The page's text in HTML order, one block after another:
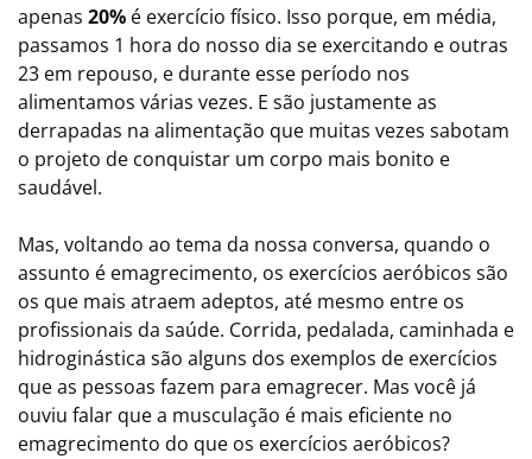
apenas 20% é exercício físico. Isso porque, em média,
passamos 1 hora do nosso dia se exercitando e outras
23 em repouso, e durante esse período nos
alimentamos várias vezes. E são justamente as
derrapadas na alimentação que muitas vezes sabotam
o projeto de conquistar um corpo mais bonito e
saudável.
Mas, voltando ao tema da nossa conversa, quando o
assunto é emagrecimento, os exercícios aeróbicos são
os que mais atraem adeptos, até mesmo entre os
profissionais da saúde. Corrida, pedalada, caminhada e
hidroginástica são alguns dos exemplos de exercícios
que as pessoas fazem para emagrecer. Mas você já
ouviu falar que a musculação é mais eficiente no
emagrecimento do que os exercícios aeróbicos?